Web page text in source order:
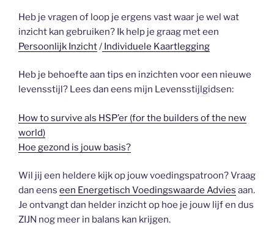
Heb je vragen of loop je ergens vast waar je wel wat
inzicht kan gebruiken? Ik help je graag met een
Persoonlijk Inzicht/ Individuele Kaartlegging
Heb je behoefte aan tips en inzichten voor een nieuwe
levensstijl? Lees dan eens mijn Levensstijlgidsen:
How to survive als HSP’er (for the builders of the new
world)
Hoe gezond is jouw basis?
Wil jij een heldere kijk op jouw voedingspatroon? Vraag
dan eens een Energetisch Voedingswaarde Advies aan.
Je ontvangt dan helder inzicht op hoe je jouw lijf en dus
ZIJN nog meer in balans kan krijgen.